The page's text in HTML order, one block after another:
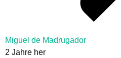
Miguel de Madrugador
2 Jahre her